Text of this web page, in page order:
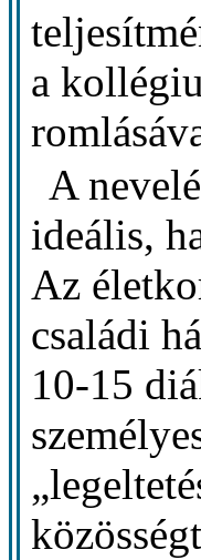
a
A
ideális,
Az
családi
10-15